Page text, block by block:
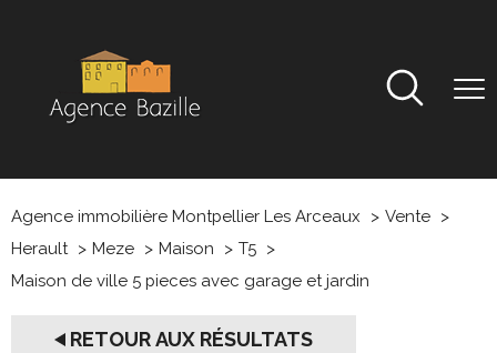
Agence immobilière Montpellier Les Arceaux
Vente
Herault
Meze Maison
T5
Maison de ville 5 pieces avec garage et jardin
RETOUR AUX RÉSULTATS